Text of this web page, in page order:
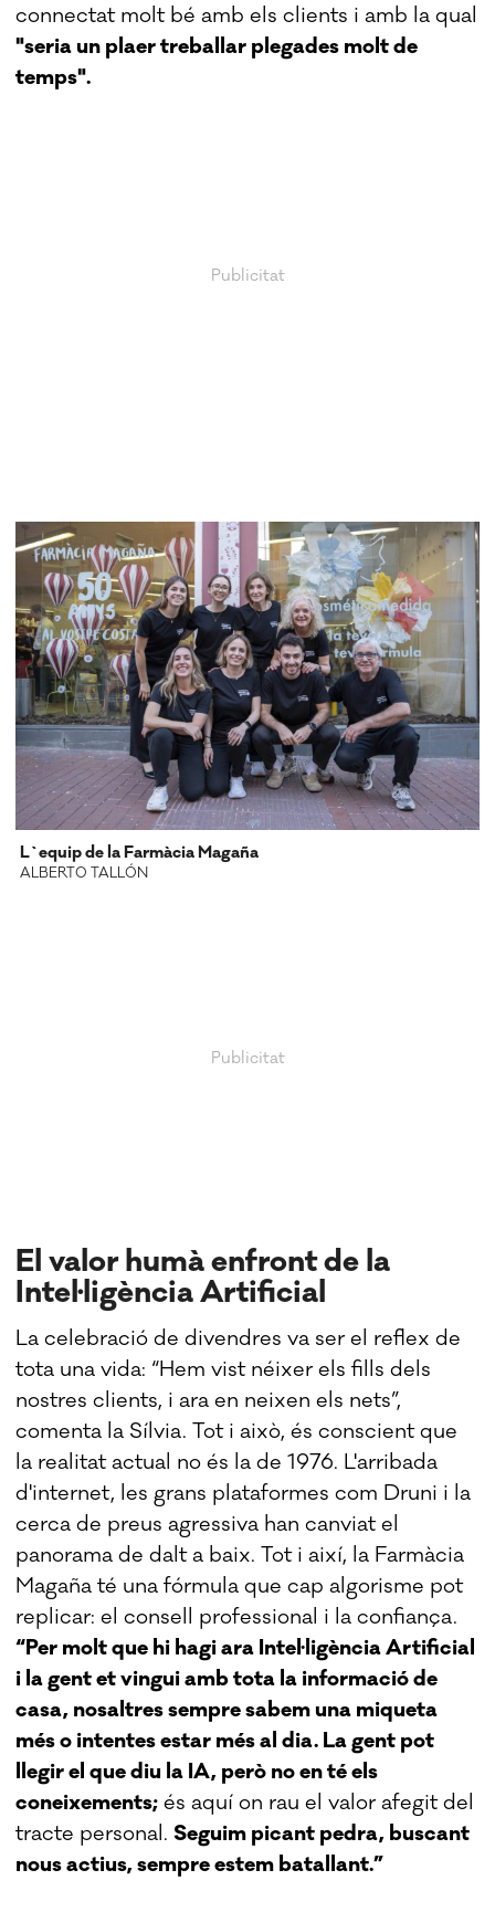
connectat molt bé amb els clients i amb la qual
"seria un plaer treballar plegades molt de
temps".
L`equip de la Farmàcia Magaña
ALBERTO TALLÓN
El valor humà enfront de la
Intel·ligència Artificial
La celebració de divendres va ser el reflex de
tota una vida: “Hem vist néixer els fills dels
nostres clients, i ara en neixen els nets”,
comenta la Sílvia. Tot i això, és conscient que
la realitat actual no és la de 1976. L'arribada
d'internet, les grans plataformes com Druni i la
cerca de preus agressiva han canviat el
panorama de dalt a baix. Tot i així, la Farmàcia
Magaña té una fórmula que cap algorisme pot
replicar: el consell professional i la confiança.
“Per molt que hi hagi ara Intel·ligència Artificial
i la gent et vingui amb tota la informació de
casa, nosaltres sempre sabem una miqueta
més o intentes estar més al dia. La gent pot
llegir el que diu la IA, però no en té els
coneixements; és aquí on rau el valor afegit del
tracte personal.Seguim picant pedra, buscant
nous actius, sempre estem batallant.”